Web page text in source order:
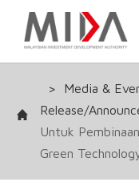
> Media &
Release/
Untuk
Green